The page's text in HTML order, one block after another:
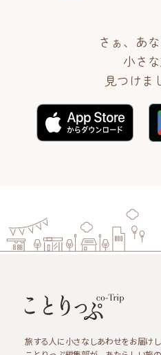
さぁ、あ
小さ
見つけま
旅する人に小さなしあわせをお届けし